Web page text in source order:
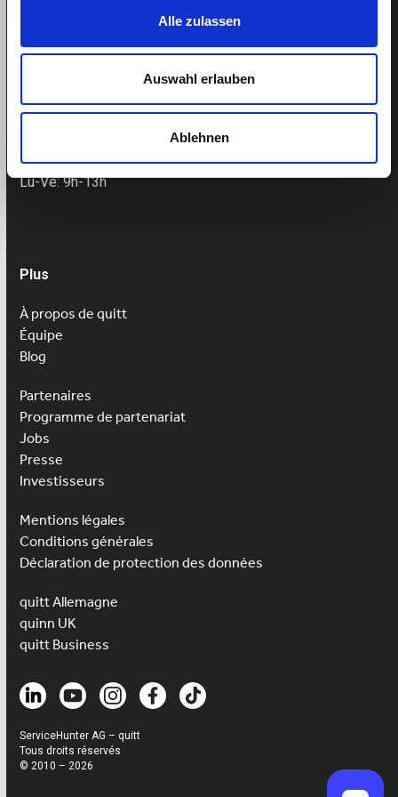
Alle zulassen
Auswahl erlauben
Ablehnen
Support
Tel: 043 505 18 02
Lu-Ve: 9h-13h
Plus
À propos de quitt
Équipe
Blog
Partenaires
Programme de partenariat
Jobs
Presse
Investisseurs
Mentions légales
Conditions générales
Déclaration de protection des données
quitt Allemagne
quinn UK
quitt Business
ServiceHunter AG – quitt
Tous droits réservés
© 2010 – 2026